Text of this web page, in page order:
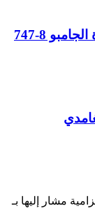
‏‏‏‏‏‏‏‏‏‏‏‏‏‏‏‏كابتن طيار/ محمد آل شيبان. قائد لطائرة الجامبو 8-747
مشار إليها بـ